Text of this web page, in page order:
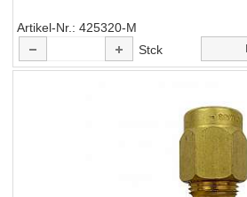
Artikel-Nr. 425320-M
Stck